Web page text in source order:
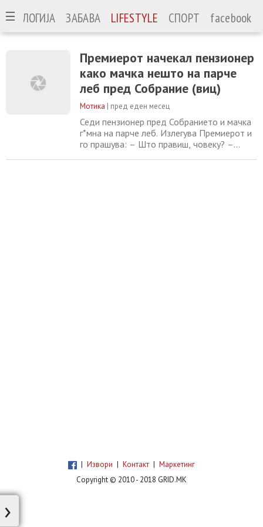
ЗАБАВА LIFESTYLE СПОРТ facebook
Премиерот начекал пензионер
како мачка нешто на парче
леб пред Собрание (виц)
Мотика | пред еден месец
Седи пензионер пред Собранието и мачка
г*мна на парче леб. Излегува Премиерот и
го прашува: – Што правиш, човеку? –
| Извори | Контакт | Маркетинг
Copyright © 2010 - 2018 GRID.MK
›